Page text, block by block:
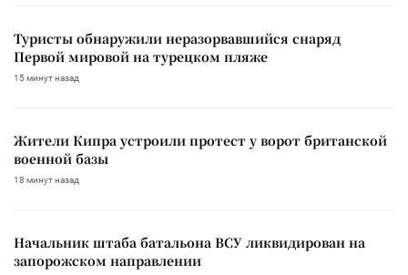
Туристы обнаружили неразорвавшийся снаряд
Первой мировой на турецком пляже
15 минут назад
Жители Кипра устроили протест у ворот британской
военной базы
18 минут назад
Начальник штаба батальона ВСУ ликвидирован на
запорожском направлении